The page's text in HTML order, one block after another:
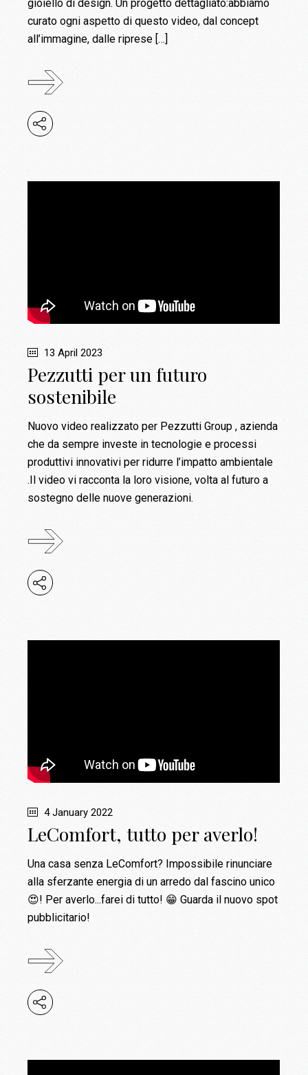
gioiello di design. Un progetto dettagliato:abbiamo
curato ogni aspetto di questo video, dal concept
all’immagine, dalle riprese […]
13 April 2023
Pezzutti per un futuro
sostenibile
Nuovo video realizzato per Pezzutti Group , azienda
che da sempre investe in tecnologie e processi
produttivi innovativi per ridurre l’impatto ambientale
.Il video vi racconta la loro visione, volta al futuro a
sostegno delle nuove generazioni.
4 January 2022
LeComfort, tutto per averlo!
Una casa senza LeComfort? Impossibile rinunciare
alla sferzante energia di un arredo dal fascino unico
😍! Per averlo...farei di tutto! 😁 Guarda il nuovo spot
pubblicitario!